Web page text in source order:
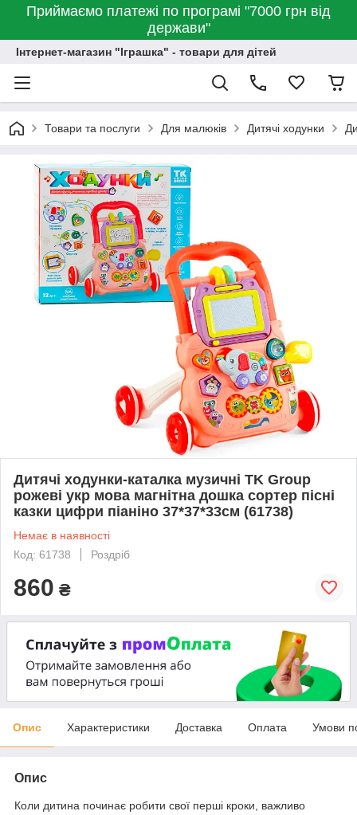
Приймаємо платежі по програмі "7000 грн від
держави"
Інтернет-магазин "Іграшка" - товари для дітей
Товари та послуги Для малюків Дитячі ходунки
Дитячі ходунки-каталка музичні TK Group
рожеві укр мова магнітна дошка сортер пісні
казки цифри піаніно 37*37*33см (61738)
Немає в наявності
Код: 61738
Роздріб
860 ₴
Опис Характеристики Доставка Оплата Умови
Опис
Коли дитина починає робити свої перші кроки, важливо